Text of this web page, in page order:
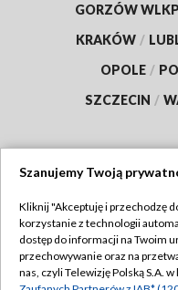
GORZÓW
KRAKÓW /
OPOLE /
SZCZECIN /
Abonament TVP
Emisja w TVP
Szanujemy Twoją
Kliknij "Akceptuję i przechodzę
korzystanie z technologii
dostęp do informacji na Twoim
przechowywanie oraz na
nas, czyli Telewizję Polską S.A.